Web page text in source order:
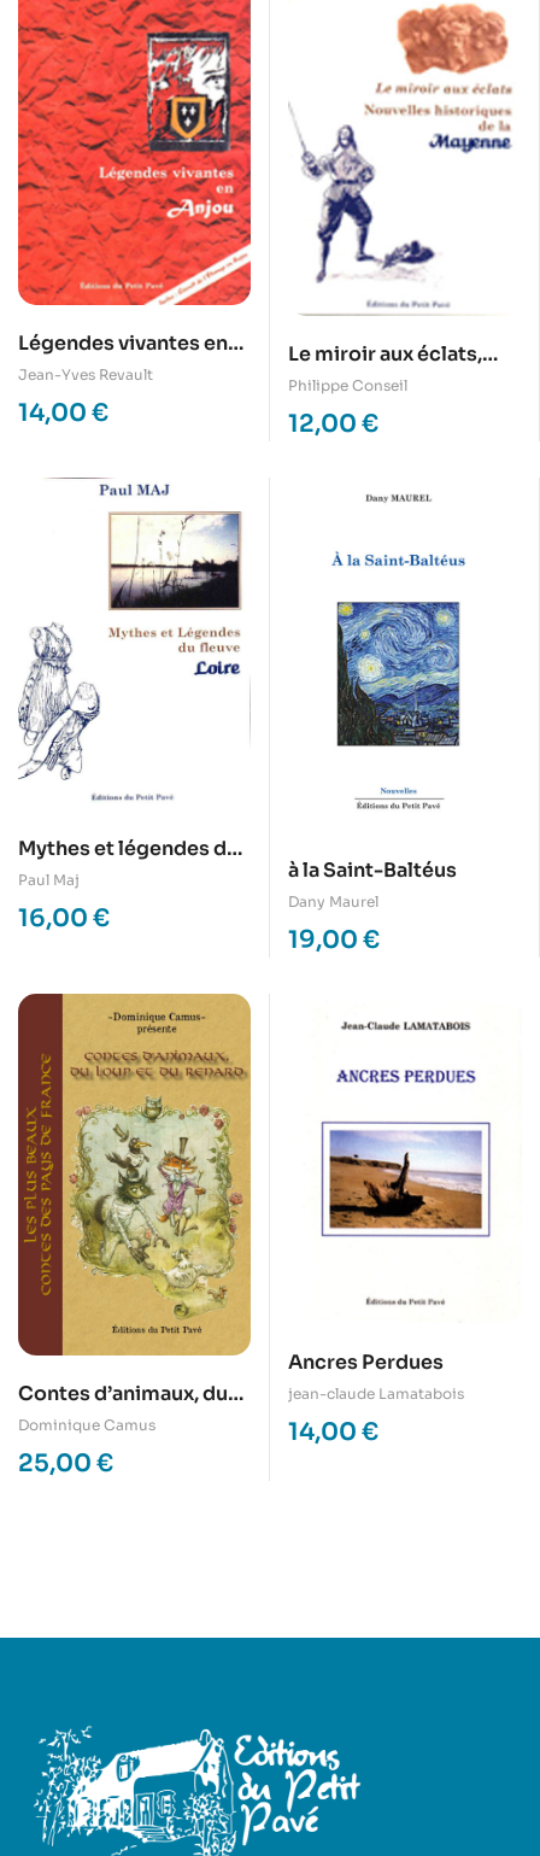
Légendes vivantes en
Anjou
Jean-Yves Revault
14,00 €
Le miroir aux éclats,
Nouvelles historiques
de la Mayenne
Philippe Conseil
12,00 €
Mythes et légendes du
fleuve Loire
Paul Maj
16,00 €
à la Saint-Baltéus
Dany Maurel
19,00 €
Contes d’animaux, du
loup et du renard
Dominique Camus
25,00 €
Ancres Perdues
jean-claude Lamatabois
14,00 €